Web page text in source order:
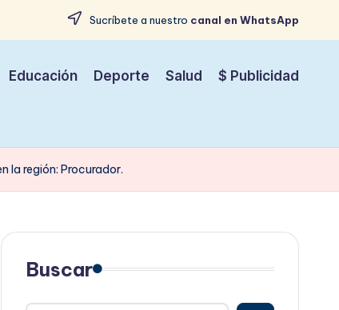
Sucríbete a nuestro canal en WhatsApp
Educación Deporte Salud $ Publicidad
la región: Procurador.
Buscar